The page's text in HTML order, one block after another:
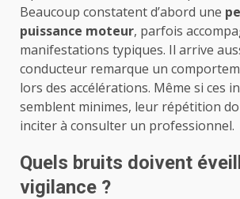
Beaucoup constatent d’abord une
puissance moteur, parfois
manifestations typiques. Il arrive
conducteur remarque un
lors des accélérations. Même si ces
semblent minimes, leur répétition
inciter à consulter un professionnel.
Quels bruits doivent
vigilance ?